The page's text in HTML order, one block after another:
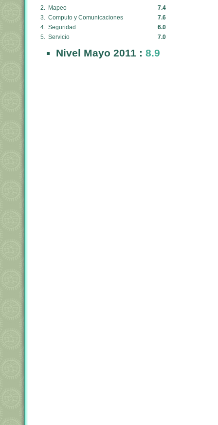
2. Mapeo
7.4
3. Computo y Comunicaciones
7.6
4. Seguridad
6.0
5. Servicio
7.0
Nivel Mayo 2011 : 8.9